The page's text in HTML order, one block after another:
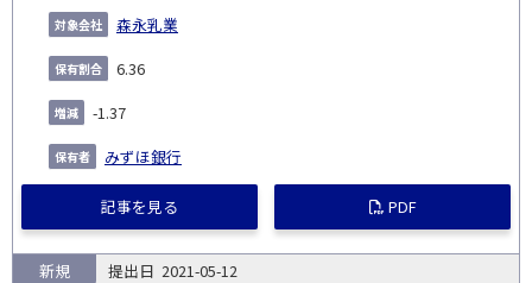
森永乳業
6.36
-1.37
みずほ銀行
記事を見る PDF
2021-05-12
新規